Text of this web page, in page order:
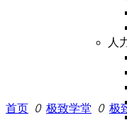
人
首页 ꄲ 极致学堂 ꄲ 极